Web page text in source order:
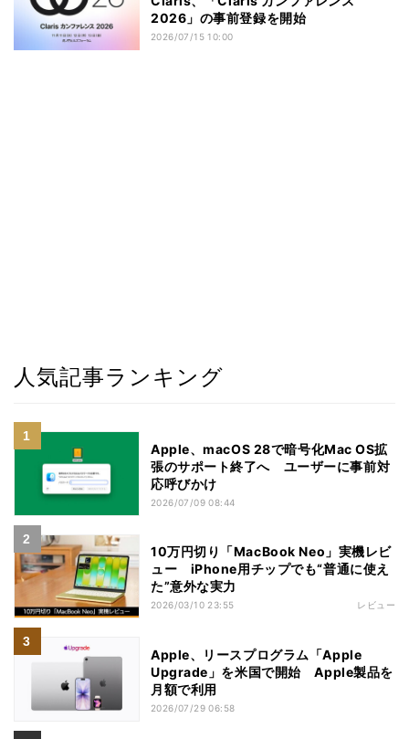
2026」の事前登録を開始
2026/07/15 10:00
人気記事ランキング
Apple、macOS 28で暗号化Mac OS拡
張のサポート終了へ ユーザーに事前対
応呼びかけ
2026/07/09 08:44
10万円切り「MacBook Neo」実機レビ
ュー iPhone用チップでも“普通に使え
た”意外な実力
2026/03/10 23:55 レビュー
Apple、リースプログラム「Apple
Upgrade」を米国で開始 Apple製品を
月額で利用
2026/07/29 06:58